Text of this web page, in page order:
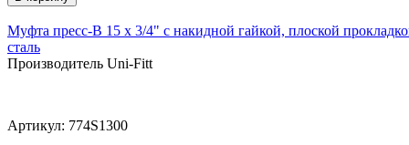
Муфта пресс-В 15 х 3/4" с накидной гайкой, плоской
сталь
Производитель Uni-Fitt
Артикул: 774S1300